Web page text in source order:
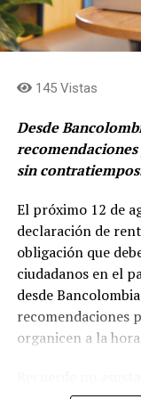
concentrar el rol
levantamiento de
Asset
La hoja de ruta de
145 Vistas
Desde
sin
El próximo 12 de
declaración de
obligación que
ciudadanos en el
desde
recomendaciones
organicen a la